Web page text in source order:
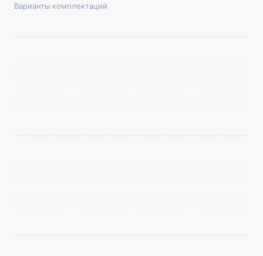
Варианты комплектаций